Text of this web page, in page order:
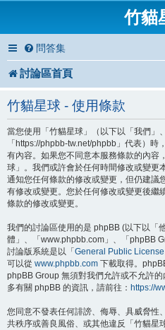
竹貓
問答集
討論區首頁
竹貓星球 - 使用條款
當您使用「竹貓星球」（以下以「我們」
「https://phpbb-tw.net/phpbb」代表）
有內容。如果您不同意本服務條款的內容
球」。我們或許會於任何時間修改或變更
通知您任何條款的修改或變更，但仍建議
有修改或變更。您於任何修改或變更後繼
條款的修改或變更。
我們的討論區使用的是 phpBB (以下以「
體」、「www.phpbb.com」、「phpBB
討論版系統是以「 General Public License
可以從 www.phpbb.com 下載取得。
phpBB Group 無須對我們允許或不允許
多有關 phpBB 的資訊，請前往： https://
您同意不發表任何誹謗、侮辱、具威脅性
共秩序或善良風俗、或其他違反「竹貓星